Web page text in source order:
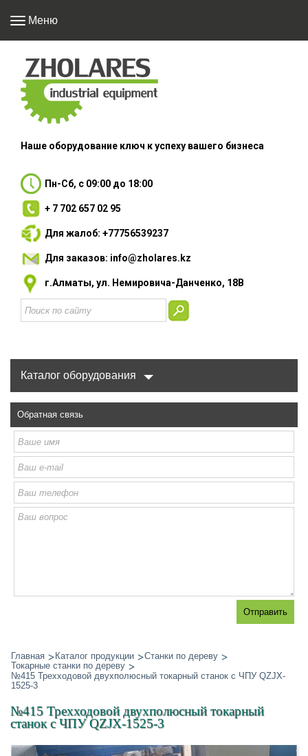
Наше оборудование ключ к успеху вашего бизнеса
Пн-Сб, с 09:00 до 18:00
+ 7 702 657 02 95
Для жалоб: +77756539237
Для заказов: info@zholares.kz
г.Алматы, ул. Немировича-Данченко, 18В
Меню
Каталог оборудования
Обратная связь
Главная Каталог продукции
Станки по дереву
Токарные станки по дереву
№415 Трехходовой двухполюсный токарный станок с ЧПУ QZJX-
1525-3
№415 Трехходовой двухполюсный токарный
станок с ЧПУ QZJX-1525-3